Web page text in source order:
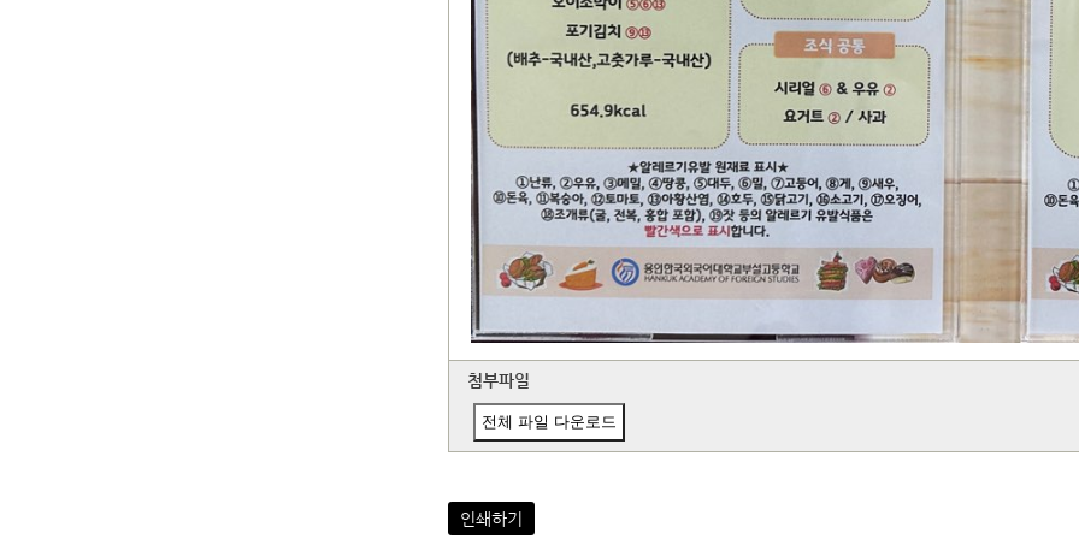
첨부파일
전체 파일 다운로드
인쇄하기